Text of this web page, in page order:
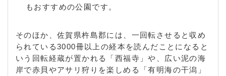
もおすすめの公園です。
そのほか、佐賀県杵島郡には、一回転させると収め
られている3000冊以上の経本を読んだことになると
いう回転経蔵が置かれる「西福寺」や、広い泥の海
岸で赤貝やアサリ狩りを楽しめる「有明海の干潟」